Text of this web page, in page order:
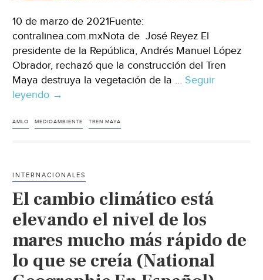
10 de marzo de 2021Fuente:
contralinea.com.mxNota de José Reyez El
presidente de la República, Andrés Manuel López
Obrador, rechazó que la construcción del Tren
Maya destruya la vegetación de la … Seguir
leyendo Asegura
Obrador
Maya
no
destruirá
el
medio
ambiente
(Contralínea)
→
AMLO MEDIOAMBIENTE TREN MAYA
INTERNACIONALES
El cambio climático está
elevando el nivel de los
mares mucho más rápido de
lo que se creía (National